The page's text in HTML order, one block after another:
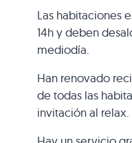
Las habitaciones
14h y deben
mediodía.
Han renovado
de todas las
invitación al relax.